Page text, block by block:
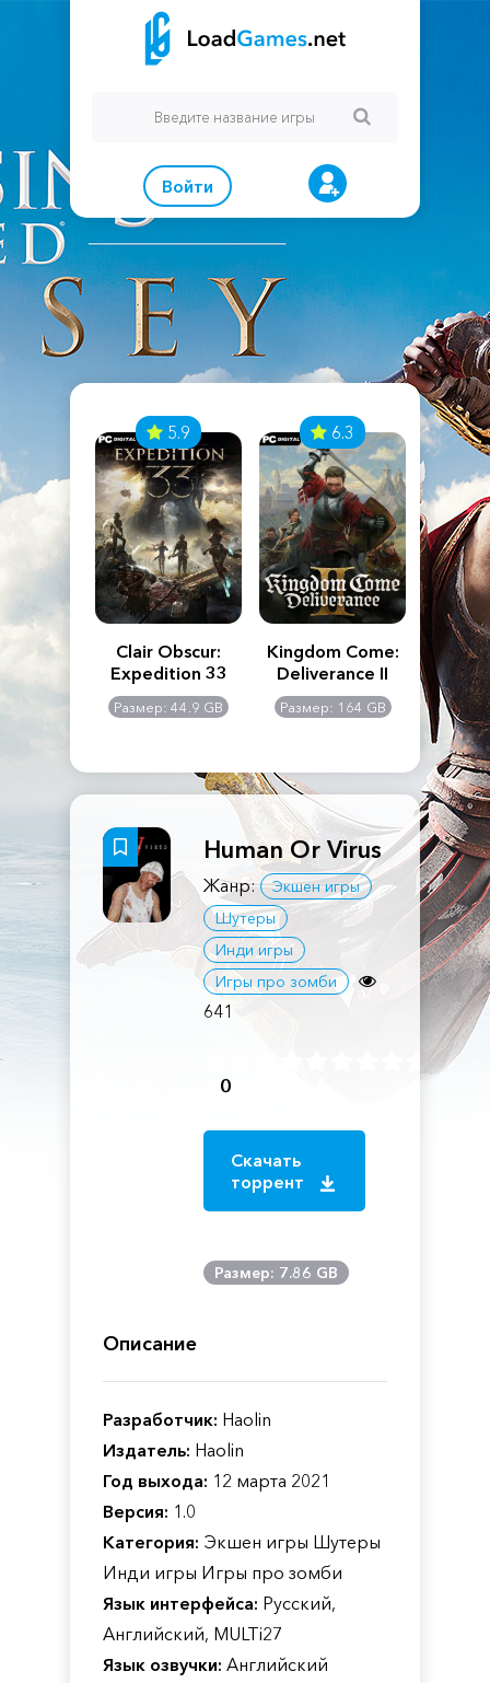
Войти
Creed
5.9
Clair Obscur:
Expedition 33
Размер: 44.9 GB
6.3
Kingdom Come:
Deliverance II
Размер: 164 GB
The
Human Or Virus
Жанр:
Экшен игры
Шутеры
Инди игры
Игры про зомби
641
0
Скачать
торрент
Размер: 7.86 GB
Описание
Разработчик: Haolin
Издатель: Haolin
Год выхода: 12 марта 2021
Версия: 1.0
Категория: Экшен игры Шутеры
Инди игры Игры про зомби
Язык интерфейса: Русский,
Английский, MULTi27
Язык озвучки: Английский